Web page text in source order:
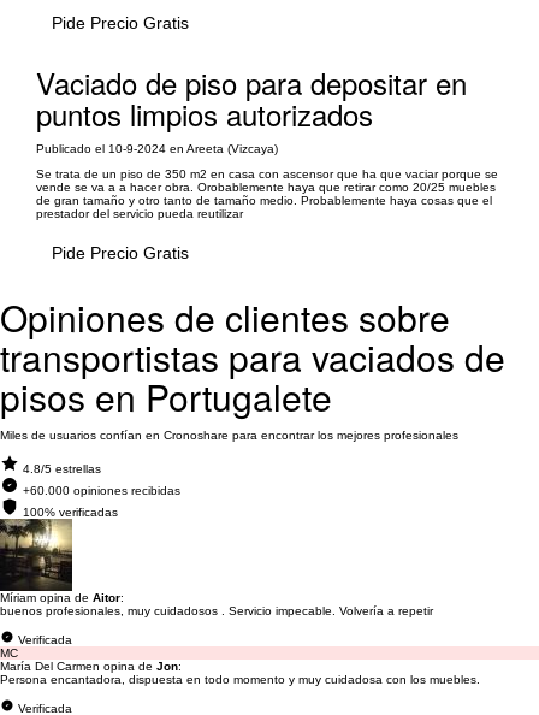
Pide Precio Gratis
Vaciado de piso para depositar en
puntos limpios autorizados
Publicado el 10-9-2024 en Areeta (Vizcaya)
Se trata de un piso de 350 m2 en casa con ascensor que ha que vaciar porque se
vende se va a a hacer obra. Orobablemente haya que retirar como 20/25 muebles
de gran tamaño y otro tanto de tamaño medio. Probablemente haya cosas que el
prestador del servicio pueda reutilizar
Pide Precio Gratis
Opiniones de clientes sobre
transportistas para vaciados de
pisos en Portugalete
Miles de usuarios confían en Cronoshare para encontrar los mejores profesionales
4.8/5 estrellas
+60.000 opiniones recibidas
100% verificadas
Míriam opina de Aitor:
buenos profesionales, muy cuidadosos . Servicio impecable. Volvería a repetir
Verificada
MC
María Del Carmen opina de Jon:
Persona encantadora, dispuesta en todo momento y muy cuidadosa con los muebles.
Verificada